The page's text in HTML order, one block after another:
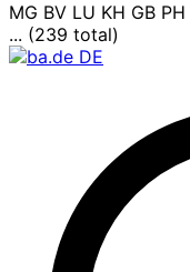
MG BV LU KH GB PH
... (239 total)